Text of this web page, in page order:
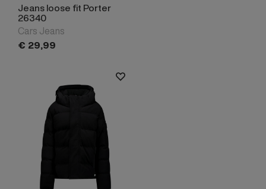
Jeans loose fit Porter
26340
Cars Jeans
€ 29,99